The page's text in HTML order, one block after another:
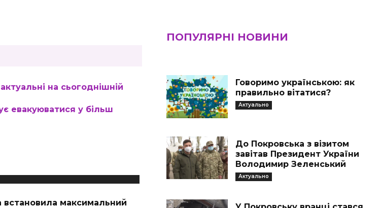
на сьогоднішній
евакуюватися у більш
встановила максимальний
ПОПУЛЯРНІ НОВИНИ
Говоримо українською: як
правильно вітатися?
Актуально
До Покровська з візитом
завітав Президент України
Володимир Зеленський
Актуально